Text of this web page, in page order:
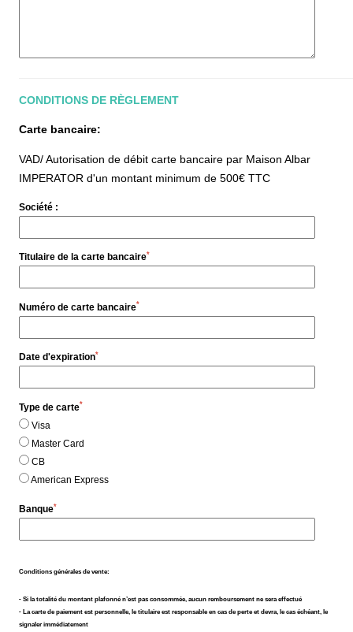
CONDITIONS DE RÈGLEMENT
Carte bancaire:
VAD/ Autorisation de débit carte bancaire par Maison Albar
IMPERATOR d'un montant minimum de 500€ TTC
Société :
Titulaire de la carte bancaire*
Numéro de carte bancaire*
Date d'expiration*
Type de carte*
Visa
Master Card
CB
American Express
Banque*
Conditions générales de vente:
- Si la totalité du montant plafonné n’est pas consommée, aucun remboursement ne sera effectué
- La carte de paiement est personnelle, le titulaire est responsable en cas de perte et devra, le cas échéant, le
signaler immédiatement
Français
English
Chambres
Suites
Gastronomie par Pierre Gagnaire
Brasserie par Pierre Gagnaire
Bar Hemingway